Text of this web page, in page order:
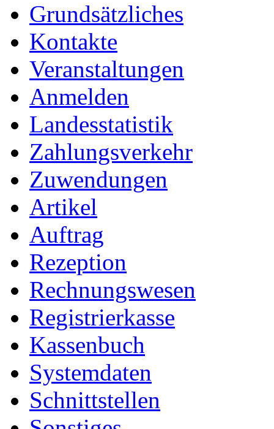
Grundsätzliches
Kontakte
Veranstaltungen
Anmelden
Landesstatistik
Zahlungsverkehr
Zuwendungen
Artikel
Auftrag
Rezeption
Rechnungswesen
Registrierkasse
Kassenbuch
Systemdaten
Schnittstellen